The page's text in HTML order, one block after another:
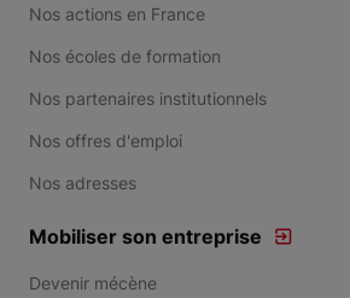
Nos actions en France
Nos écoles de formation
Nos partenaires institutionnels
Nos offres d'emploi
Nos adresses
Mobiliser son entreprise
Devenir mécène